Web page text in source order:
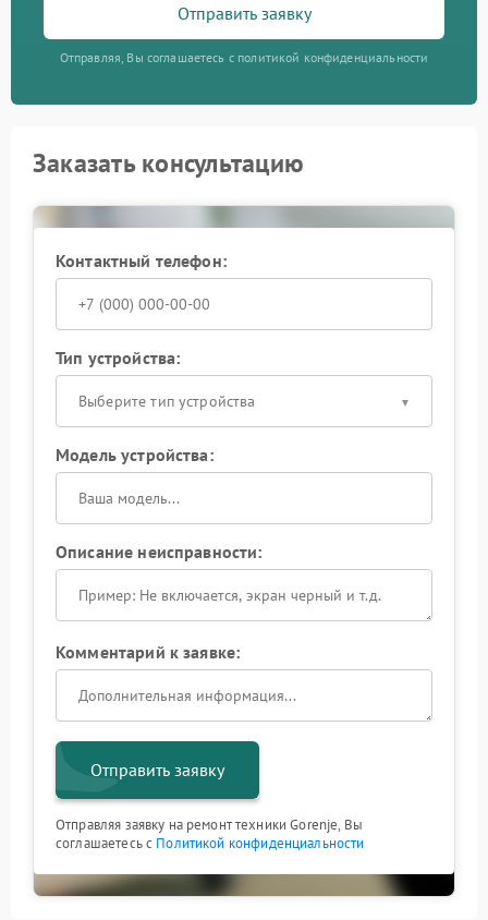
Отправить заявку
Отправляя, Вы соглашаетесь с политикой конфиденциальности
Заказать консультацию
Контактный телефон:
Тип устройства:
Выберите тип устройства
Модель устройства:
Описание неисправности:
Комментарий к заявке:
Отправить заявку
Отправляя заявку на ремонт техники Gorenje, Вы
соглашаетесь с Политикой конфиденциальности